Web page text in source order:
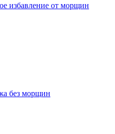
избавление от морщин
без морщин